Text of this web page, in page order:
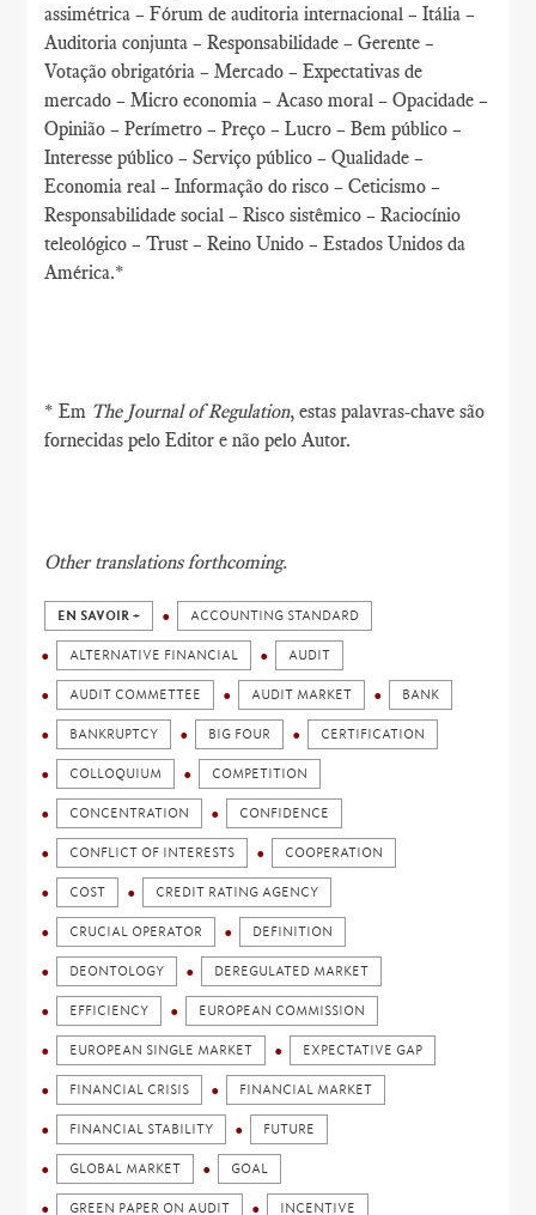
assimétrica – Fórum de auditoria internacional – Itália –
Auditoria conjunta – Responsabilidade – Gerente –
Votação obrigatória – Mercado – Expectativas de
mercado – Micro economia – Acaso moral – Opacidade –
Opinião – Perímetro – Preço – Lucro – Bem público –
Interesse público – Serviço público – Qualidade –
Economia real – Informação do risco – Ceticismo –
Responsabilidade social – Risco sistêmico – Raciocínio
teleológico – Trust – Reino Unido – Estados Unidos da
América.*
* Em The Journal of Regulation, estas palavras-chave são
fornecidas pelo Editor e não pelo Autor.
Other translations forthcoming.
EN SAVOIR + ACCOUNTING STANDARD
ALTERNATIVE FINANCIAL AUDIT
AUDIT COMMETTEE AUDIT MARKET BANK
BANKRUPTCY BIG FOUR CERTIFICATION
COLLOQUIUM COMPETITION
CONCENTRATION CONFIDENCE
CONFLICT OF INTERESTS COOPERATION
COST CREDIT RATING AGENCY
CRUCIAL OPERATOR DEFINITION
DEONTOLOGY DEREGULATED MARKET
EFFICIENCY EUROPEAN COMMISSION
EUROPEAN SINGLE MARKET EXPECTATIVE GAP
FINANCIAL CRISIS FINANCIAL MARKET
FINANCIAL STABILITY FUTURE
GLOBAL MARKET GOAL
GREEN PAPER ON AUDIT INCENTIVE